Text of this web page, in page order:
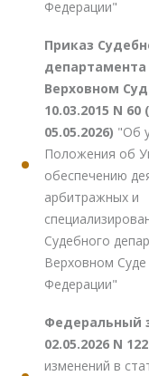
Федерации"
Приказ
департамента
Верховном
10.03.2015 N
05.05.2026) "Об
Положения об
обеспечению
арбитражных и
Судебного
Верховном Суде
Федерации"
Федеральный
02.05.2026 N
изменений в